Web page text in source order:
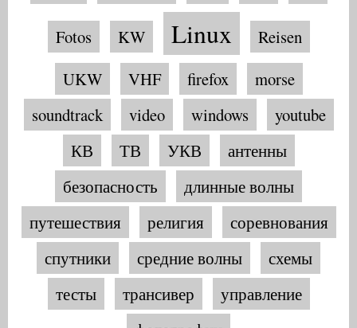
Fotos KW Linux
Reisen
UKW
VHF firefox
morse
soundtrack
video windows
youtube
КВ
ТВ УКВ
антенны
безопасность
длинные волны
путешествия
религия
соревнования
спутники
средние волны
схемы
тесты
трансивер
управление